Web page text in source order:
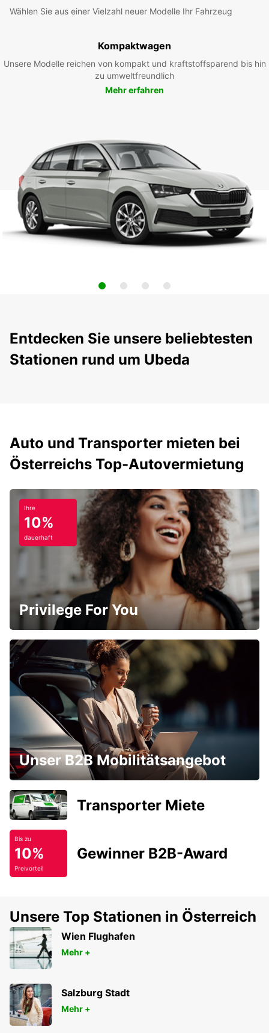
Wählen Sie aus einer Vielzahl neuer Modelle Ihr Fahrzeug
Kompaktwagen
Unsere Modelle reichen von kompakt und kraftstoffsparend bis hin
zu umweltfreundlich
Mehr erfahren
Entdecken Sie unsere beliebtesten
Stationen rund um Ubeda
Auto und Transporter mieten bei
Österreichs Top-Autovermietung
Ihre
10%
dauerhaft
Privilege For You
Unser B2B Mobilitätsangebot
Transporter Miete
Bis zu
10%
Preivorteil
Gewinner B2B-Award
Unsere Top Stationen in Österreich
Wien Flughafen
Mehr +
Salzburg Stadt
Mehr +